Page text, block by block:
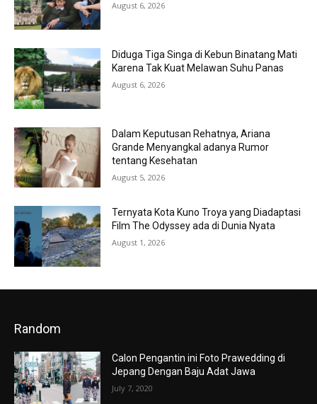
August 6, 2026
Diduga Tiga Singa di Kebun Binatang Mati
Karena Tak Kuat Melawan Suhu Panas
August 6, 2026
Dalam Keputusan Rehatnya, Ariana
Grande Menyangkal adanya Rumor
tentang Kesehatan
August 5, 2026
Ternyata Kota Kuno Troya yang Diadaptasi
Film The Odyssey ada di Dunia Nyata
August 1, 2026
Random
Calon Pengantin ini Foto Prawedding di
Jepang Dengan Baju Adat Jawa
July 7, 2020